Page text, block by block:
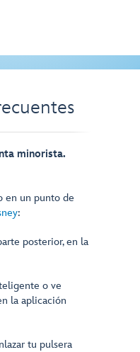
minorista.
en un punto de
:
posterior, en la
o ve
la aplicación
tu pulsera